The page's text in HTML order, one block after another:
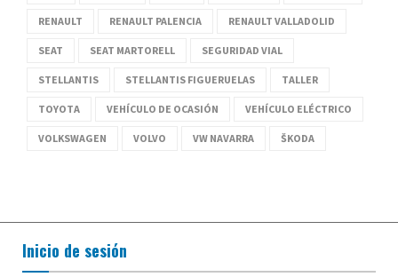
RENAULT RENAULT PALENCIA RENAULT VALLADOLID
SEAT SEAT MARTORELL SEGURIDAD VIAL
STELLANTIS STELLANTIS FIGUERUELAS TALLER
TOYOTA VEHÍCULO DE OCASIÓN VEHÍCULO ELÉCTRICO
VOLKSWAGEN VOLVO VW NAVARRA ŠKODA
Inicio de sesión